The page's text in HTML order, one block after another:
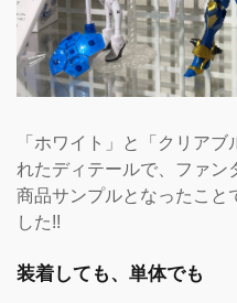
「ホワイト」と「クリア
れたディテールで、ファン
商品サンプルとなったこと
した!!
装着しても、単体でも